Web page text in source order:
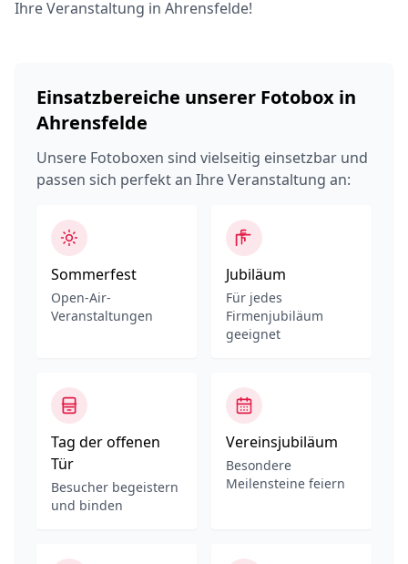
Ihre Veranstaltung in Ahrensfelde!
Einsatzbereiche unserer Fotobox in
Ahrensfelde
Unsere Fotoboxen sind vielseitig einsetzbar und
passen sich perfekt an Ihre Veranstaltung an:
Sommerfest
Open-Air-
Veranstaltungen
Jubiläum
Für jedes
Firmenjubiläum
geeignet
Tag der offenen
Tür
Besucher begeistern
und binden
Vereinsjubiläum
Besondere
Meilensteine feiern